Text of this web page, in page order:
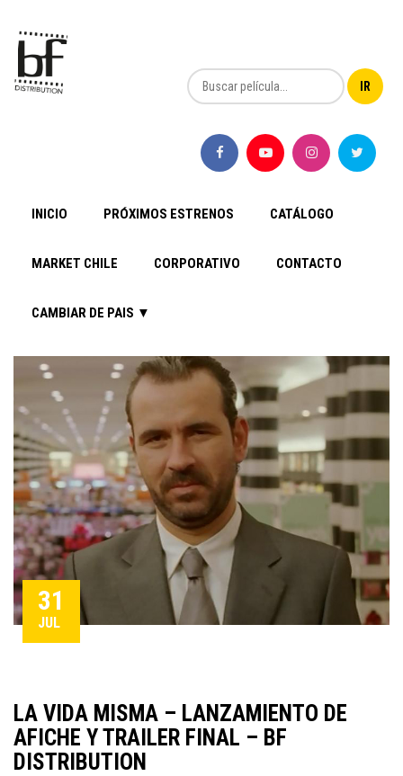
INICIO PRÓXIMOS ESTRENOS CATÁLOGO
MARKET CHILE CORPORATIVO CONTACTO
CAMBIAR DE PAIS ▼
31
JUL
LA VIDA MISMA – LANZAMIENTO DE
AFICHE Y TRAILER FINAL – BF
DISTRIBUTION